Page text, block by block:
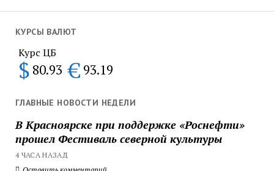
КУРСЫ ВАЛЮТ
Курс ЦБ
$ 80.93 € 93.19
ГЛАВНЫЕ НОВОСТИ НЕДЕЛИ
В Красноярске при поддержке «Роснефти»
прошел Фестиваль северной культуры
4 ЧАСА НАЗАД
Оставить комментарий